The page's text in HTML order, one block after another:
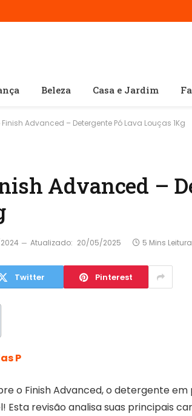
Beleza Casa e Jardim
Advanced – Detergente Pó Lava Louças 1Kg
Advanced –
Atualizado: 20/05/2025 5 Mins Leitura
Twitter Pinterest
P
o Finish Advanced, o detergente
Esta revisão analisa suas principais